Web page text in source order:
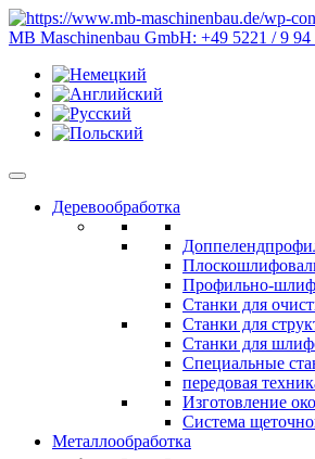
MB Maschinenbau GmbH: +49 5221 / 9 94
Деревообработка
Профильно-
Станки для
Станки для
Станки для
Специальные
передовая
Изготовление
Система
Металлообработка